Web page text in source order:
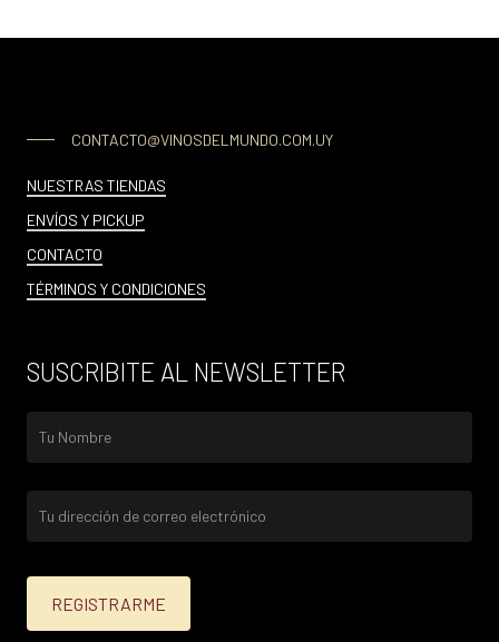
CONTACTO@VINOSDELMUNDO.COM.UY
NUESTRAS TIENDAS
ENVÍOS Y PICKUP
CONTACTO
TÉRMINOS Y CONDICIONES
SUSCRIBITE AL NEWSLETTER